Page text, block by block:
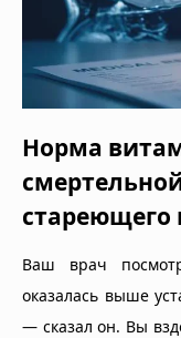
Норма
стареющего
Ваш врач
оказалась выше
— сказал он. Вы